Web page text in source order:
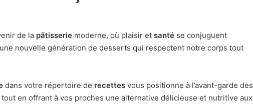
de la pâtisserie moderne, où plaisir et santé se conjuguent
nouvelle génération de desserts qui respectent notre corps tout
dans votre répertoire de recettes vous positionne à l’avant-garde des
en offrant à vos proches une alternative délicieuse et nutritive aux